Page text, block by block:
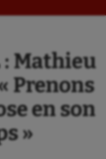
: Mathieu
Prenons
en son
»